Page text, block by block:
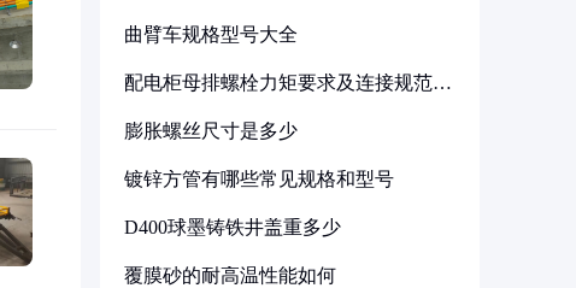
曲臂车规格型号大全
配电柜母排螺栓力矩要求及连接规范详
膨胀螺丝尺寸是多少
镀锌方管有哪些常见规格和型号
D400球墨铸铁井盖重多少
覆膜砂的耐高温性能如何